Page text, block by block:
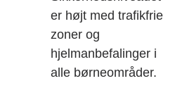
er højt med trafikfrie
zoner og
hjelmanbefalinger i
alle børneområder.